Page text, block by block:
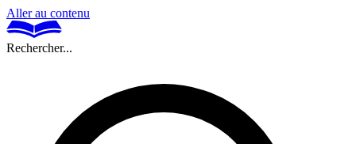
Aller au contenu
Rechercher...